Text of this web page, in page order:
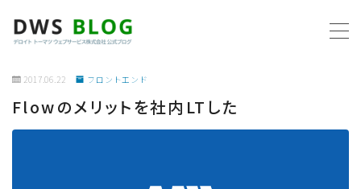
ホーム
2017.06.22 フロントエンド
Flowのメリットを社内LTした